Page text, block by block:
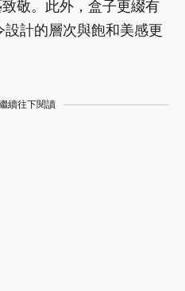
敬。此外，盒子更綴有
計的層次與飽和美感更
續往下閱讀